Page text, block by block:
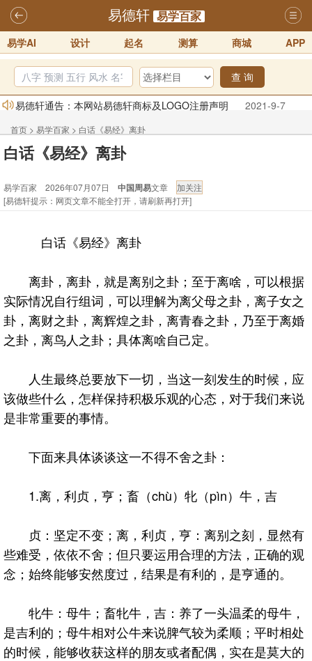
易德轩 易学百家
易学AI 设计 起名 测算 商城 APP
查 询
易德轩通告：本网站易德轩商标及LOGO注册声明
2021-9-7
易德轩易学ai，ai批八字紫微命理相学，ai智能体客服系统开通，欢迎
体验！！
2025-07-01
2025-07-01
2026年化太岁锦囊属马、鼠、牛、龙、兔、狗、鸡生肖化太岁开始预
2026丙午年铁笔居士精批年运说明
易德轩首席风水大师铁笔居士简介！！
2021-9-2
首页 > 易学百家 > 白话《易经》离卦
白话《易经》离卦
易学百家 2026年07月07日 中国周易文章
[易德轩提示：网页文章不能全打开，请刷新再打开]
白话《易经》离卦
离卦，离卦，就是离别之卦；至于离啥，可以根据
实际情况自行组词，可以理解为离父母之卦，离子女之
卦，离财之卦，离辉煌之卦，离青春之卦，乃至于离婚
之卦，离鸟人之卦；具体离啥自己定。
人生最终总要放下一切，当这一刻发生的时候，应
该做些什么，怎样保持积极乐观的心态，对于我们来说
是非常重要的事情。
下面来具体谈谈这一不得不舍之卦：
1.离，利贞，亨；畜（chù）牝（pìn）牛，吉
贞：坚定不变；离，利贞，亨：离别之刻，显然有
些难受，依依不舍；但只要运用合理的方法，正确的观
念；始终能够安然度过，结果是有利的，是亨通的。
牝牛：母牛；畜牝牛，吉：养了一头温柔的母牛，
是吉利的；母牛相对公牛来说脾气较为柔顺；平时相处
的时候，能够收获这样的朋友或者配偶，实在是莫大的